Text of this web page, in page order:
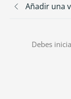
Añadir una
Debes